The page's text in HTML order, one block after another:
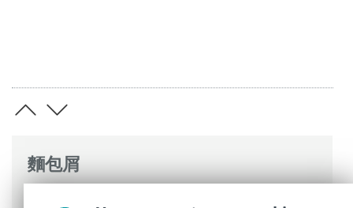
麵包屑